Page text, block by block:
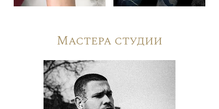
Мастера студии